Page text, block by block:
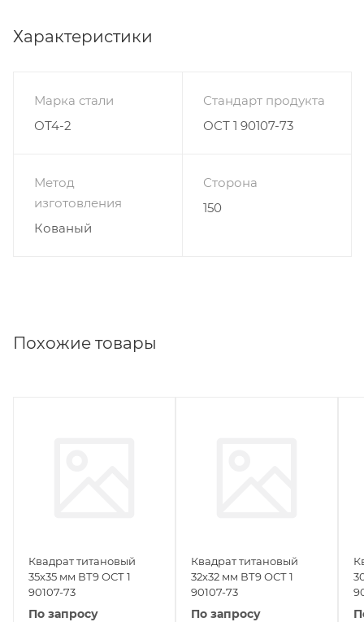
Характеристики
Марка стали
ОТ4-2
Стандарт продукта
ОСТ 1 90107-73
Метод
изготовления
Кованый
Сторона
150
Похожие товары
Квадрат титановый
35х35 мм ВТ9 ОСТ 1
90107-73
По запросу
Квадрат титановый
32х32 мм ВТ9 ОСТ 1
90107-73
По запросу